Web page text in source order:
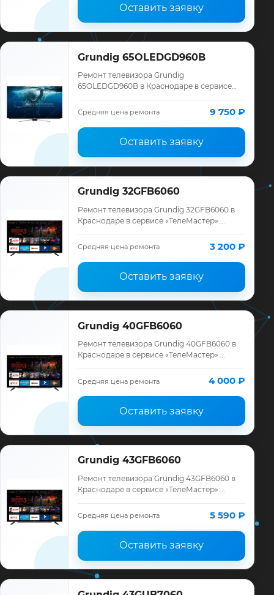
Оставить заявку
Grundig 65OLEDGD960B
Ремонт телевизора Grundig
65OLEDGD960B в Краснодаре в сервисе
Grundig, смета до ремонта, запчасти и
Средняя цена ремонта 9 750 ₽
Оставить заявку
Grundig 32GFB6060
Ремонт телевизора Grundig 32GFB6060 в
Краснодаре в сервисе «ТелеМастер»:
ремонта, запчасти и гарантия до 12
месяцев.
Средняя цена ремонта 3 200 ₽
Оставить заявку
Grundig 40GFB6060
Ремонт телевизора Grundig 40GFB6060 в
Краснодаре в сервисе «ТелеМастер»:
ремонта, запчасти и гарантия до 12
месяцев.
Средняя цена ремонта 4 000 ₽
Оставить заявку
Grundig 43GFB6060
Ремонт телевизора Grundig 43GFB6060 в
Краснодаре в сервисе «ТелеМастер»:
ремонта, запчасти и гарантия до 12
месяцев.
Средняя цена ремонта 5 590 ₽
Оставить заявку